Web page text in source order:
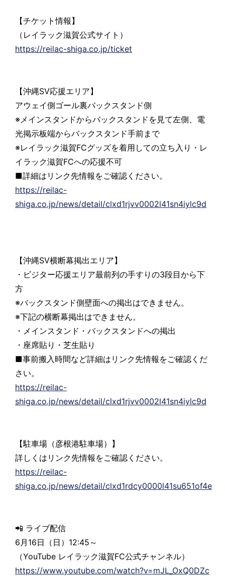
【チケット情報】
（レイラック滋賀公式サイト）
https://reilac-shiga.co.jp/ticket
【沖縄SV応援エリア】
アウェイ側ゴール裏バックスタンド側
※メインスタンドからバックスタンドを見て左側、電
光掲示板端からバックスタンド手前まで
※レイラック滋賀FCグッズを着用しての立ち入り・レ
イラック滋賀FCへの応援不可
■詳細はリンク先情報をご確認ください。
https://reilac-
shiga.co.jp/news/detail/clxd1rjvv0002l41sn4iylc9d
【沖縄SV横断幕掲出エリア】
・ビジター応援エリア最前列の手すりの3段目から下
方
※バックスタンド側壁面への掲出はできません。
※下記の横断幕掲出はできません。
・メインスタンド・バックスタンドへの掲出
・座席貼り・芝生貼り
■事前搬入時間など詳細はリンク先情報をご確認くだ
さい。
https://reilac-
shiga.co.jp/news/detail/clxd1rjvv0002l41sn4iylc9d
【駐車場（彦根港駐車場）】
詳しくはリンク先情報をご確認ください。
https://reilac-
shiga.co.jp/news/detail/clxd1rdcy0000l41su651of4e
📲 ライブ配信
6月16日（日）12:45～
（YouTube レイラック滋賀FC公式チャンネル）
https://www.youtube.com/watch?v=mJL_OxQ0DZc